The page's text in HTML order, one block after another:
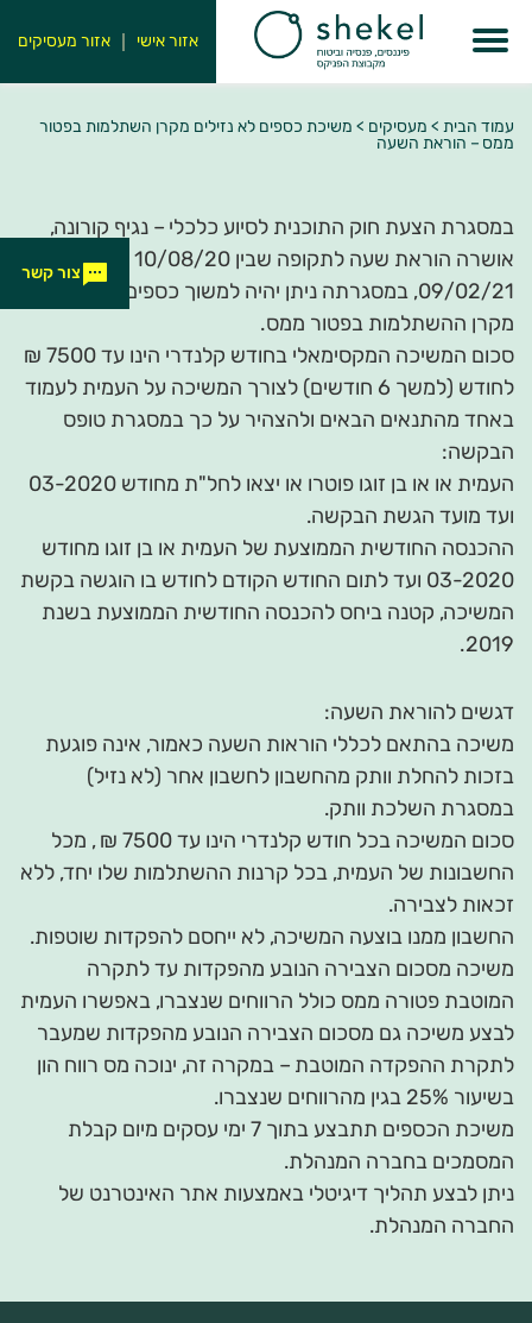
אזור אישי אזור מעסיקים
עמוד הבית > מעסיקים > משיכת כספים לא נזילים מקרן השתלמות בפטור
ממס – הוראת השעה
במסגרת הצעת חוק התוכנית לסיוע כלכלי – נגיף קורונה,
אושרה הוראת שעה לתקופה שבין 10/08/20 ועד
09/02/21, במסגרתה ניתן יהיה למשוך כספים לא נזילים
מקרן ההשתלמות בפטור ממס.
סכום המשיכה המקסימאלי בחודש קלנדרי הינו עד 7500 ₪
לחודש (למשך 6 חודשים) לצורך המשיכה על העמית לעמוד
באחד מהתנאים הבאים ולהצהיר על כך במסגרת טופס
הבקשה:
העמית או או בן זוגו פוטרו או יצאו לחל"ת מחודש 03-2020
ועד מועד הגשת הבקשה.
ההכנסה החודשית הממוצעת של העמית או בן זוגו מחודש
03-2020 ועד לתום החודש הקודם לחודש בו הוגשה בקשת
המשיכה, קטנה ביחס להכנסה החודשית הממוצעת בשנת
2019.
דגשים להוראת השעה:
משיכה בהתאם לכללי הוראות השעה כאמור, אינה פוגעת
בזכות להחלת וותק מהחשבון לחשבון אחר (לא נזיל)
במסגרת השלכת וותק.
סכום המשיכה בכל חודש קלנדרי הינו עד 7500 ₪ , מכל
החשבונות של העמית, בכל קרנות ההשתלמות שלו יחד, ללא
זכאות לצבירה.
החשבון ממנו בוצעה המשיכה, לא ייחסם להפקדות שוטפות.
משיכה מסכום הצבירה הנובע מהפקדות עד לתקרה
המוטבת פטורה ממס כולל הרווחים שנצברו, באפשרו העמית
לבצע משיכה גם מסכום הצבירה הנובע מהפקדות שמעבר
לתקרת ההפקדה המוטבת – במקרה זה, ינוכה מס רווח הון
בשיעור 25% בגין מהרווחים שנצברו.
משיכת הכספים תתבצע בתוך 7 ימי עסקים מיום קבלת
המסמכים בחברה המנהלת.
ניתן לבצע תהליך דיגיטלי באמצעות אתר האינטרנט של
החברה המנהלת.
צור קשר